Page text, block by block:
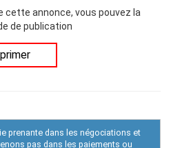
cette annonce, vous pouvez la
de publication
prenante dans les négociations et
pas dans les paiements ou